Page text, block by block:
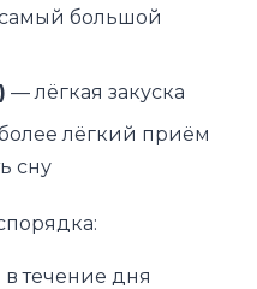
большой
— лёгкая закуска
лёгкий приём
сну
течение дня